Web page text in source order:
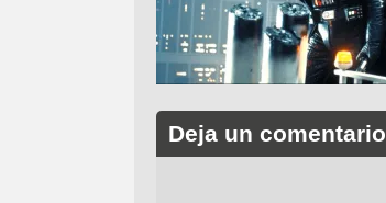
Deja un comentario